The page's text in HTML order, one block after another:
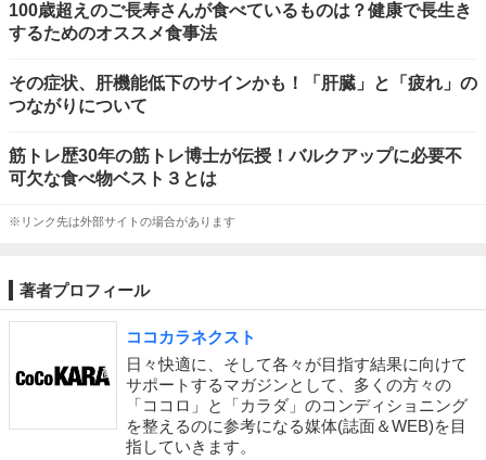
100歳超えのご長寿さんが食べているものは？健康で長生き
するためのオススメ食事法
その症状、肝機能低下のサインかも！「肝臓」と「疲れ」の
つながりについて
筋トレ歴30年の筋トレ博士が伝授！バルクアップに必要不
可欠な食べ物ベスト３とは
※リンク先は外部サイトの場合があります
著者プロフィール
ココカラネクスト
日々快適に、そして各々が目指す結果に向けて
サポートするマガジンとして、多くの方々の
「ココロ」と「カラダ」のコンディショニング
を整えるのに参考になる媒体(誌面＆WEB)を目
指していきます。